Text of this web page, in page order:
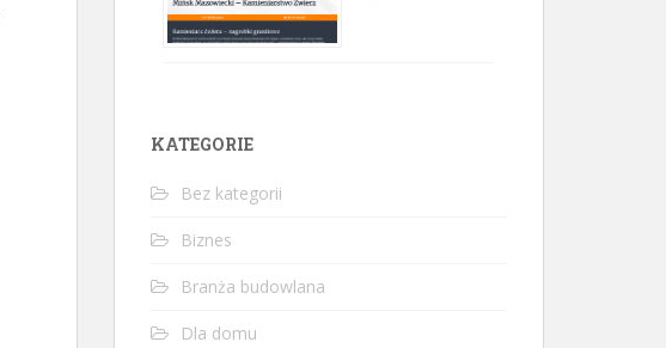
KATEGORIE
Bez kategorii
Biznes
Branża budowlana
Dla domu